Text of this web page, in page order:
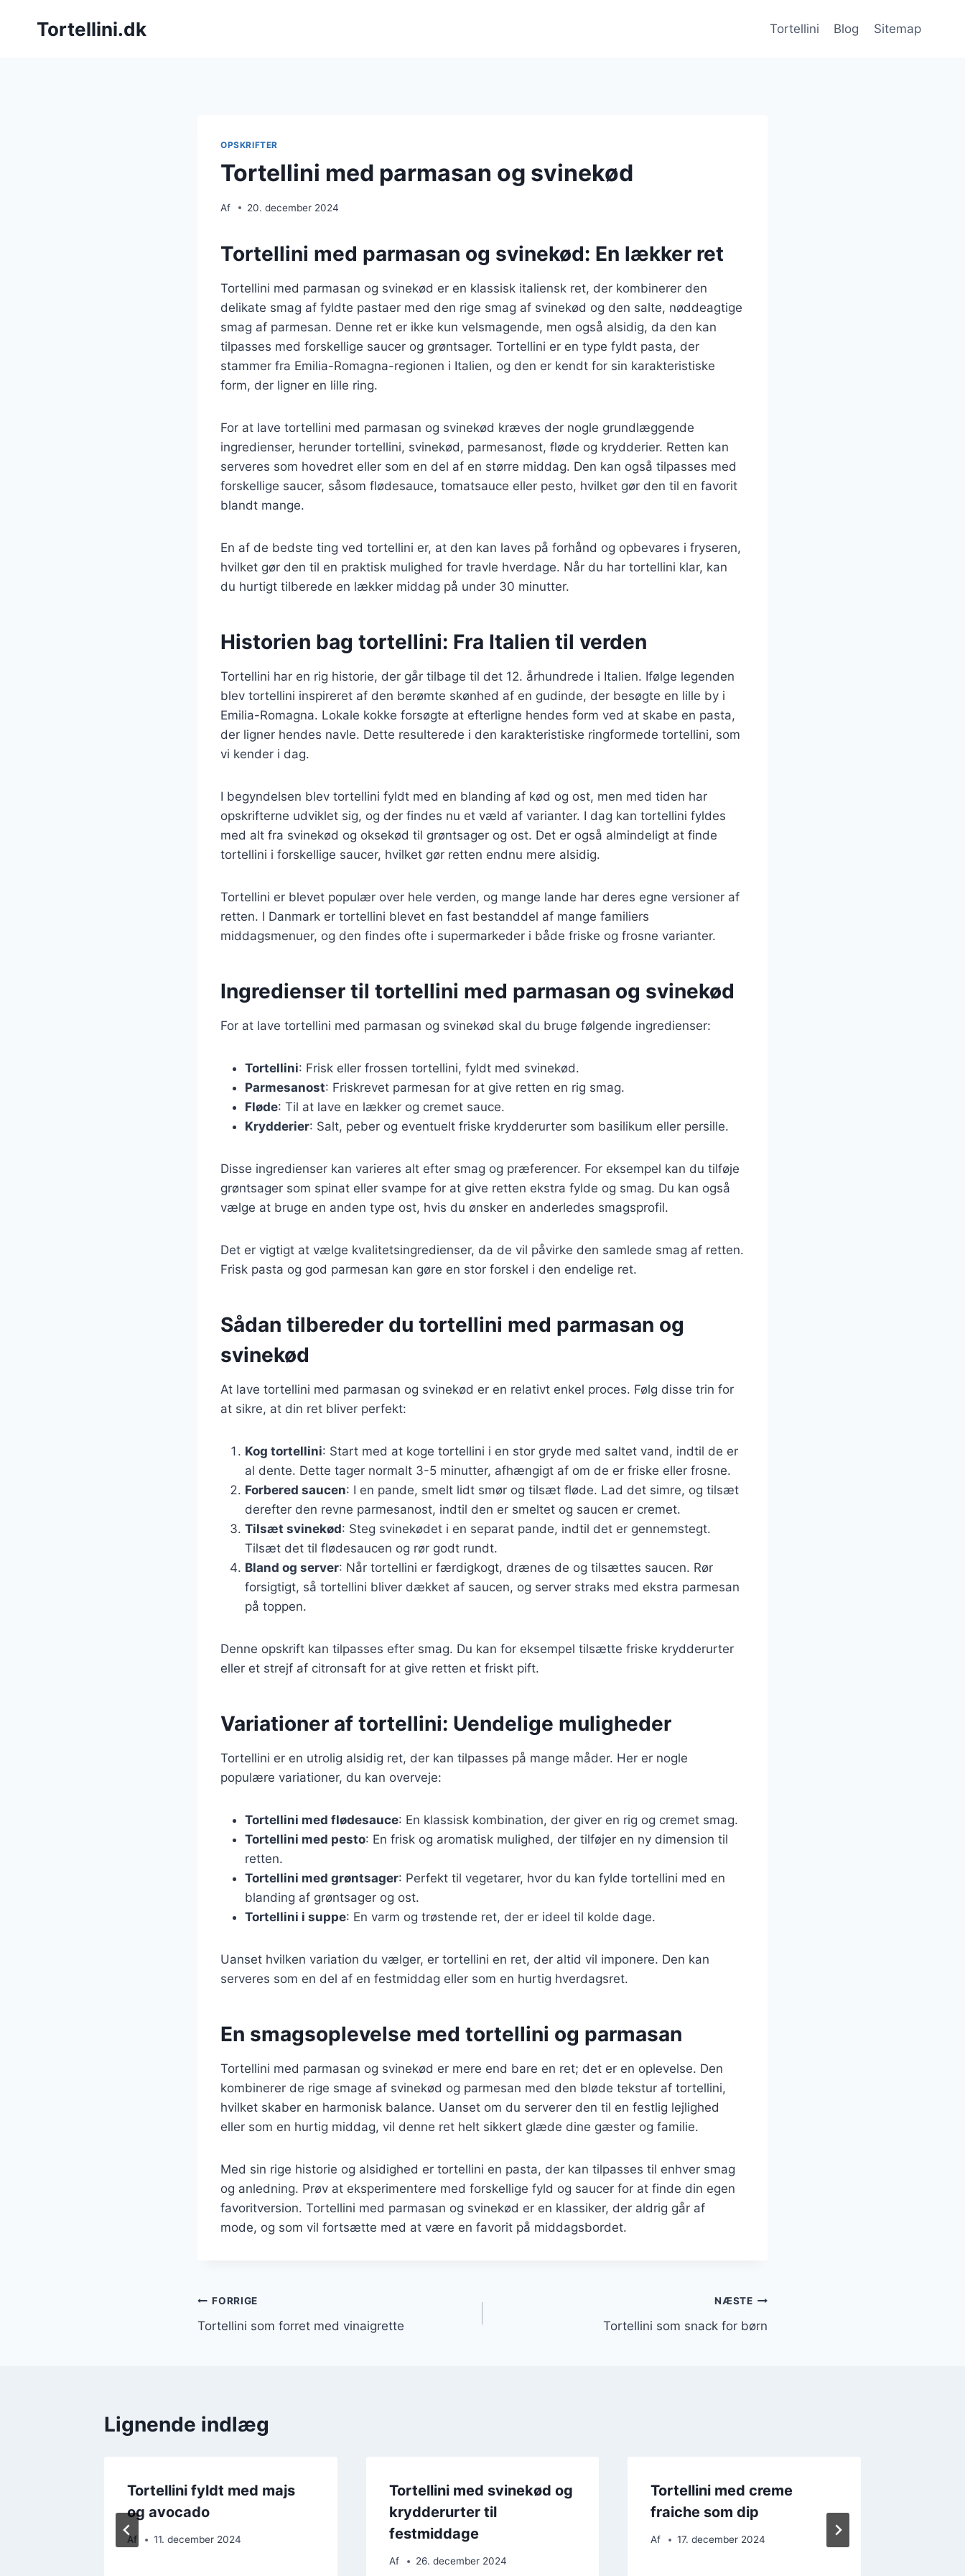
Tortellini.dk Tortellini Blog Sitemap
OPSKRIFTER
Tortellini med parmasan og svinekød
Af 20. december 2024
Tortellini med parmasan og svinekød: En lækker ret
Tortellini med parmasan og svinekød er en klassisk italiensk ret, der kombinerer den
delikate smag af fyldte pastaer med den rige smag af svinekød og den salte, nøddeagtige
smag af parmesan. Denne ret er ikke kun velsmagende, men også alsidig, da den kan
tilpasses med forskellige saucer og grøntsager. Tortellini er en type fyldt pasta, der
stammer fra Emilia-Romagna-regionen i Italien, og den er kendt for sin karakteristiske
form, der ligner en lille ring.
For at lave tortellini med parmasan og svinekød kræves der nogle grundlæggende
ingredienser, herunder tortellini, svinekød, parmesanost, fløde og krydderier. Retten kan
serveres som hovedret eller som en del af en større middag. Den kan også tilpasses med
forskellige saucer, såsom flødesauce, tomatsauce eller pesto, hvilket gør den til en favorit
blandt mange.
En af de bedste ting ved tortellini er, at den kan laves på forhånd og opbevares i fryseren,
hvilket gør den til en praktisk mulighed for travle hverdage. Når du har tortellini klar, kan
du hurtigt tilberede en lækker middag på under 30 minutter.
Historien bag tortellini: Fra Italien til verden
Tortellini har en rig historie, der går tilbage til det 12. århundrede i Italien. Ifølge legenden
blev tortellini inspireret af den berømte skønhed af en gudinde, der besøgte en lille by i
Emilia-Romagna. Lokale kokke forsøgte at efterligne hendes form ved at skabe en pasta,
der ligner hendes navle. Dette resulterede i den karakteristiske ringformede tortellini, som
vi kender i dag.
I begyndelsen blev tortellini fyldt med en blanding af kød og ost, men med tiden har
opskrifterne udviklet sig, og der findes nu et væld af varianter. I dag kan tortellini fyldes
med alt fra svinekød og oksekød til grøntsager og ost. Det er også almindeligt at finde
tortellini i forskellige saucer, hvilket gør retten endnu mere alsidig.
Tortellini er blevet populær over hele verden, og mange lande har deres egne versioner af
retten. I Danmark er tortellini blevet en fast bestanddel af mange familiers
middagsmenuer, og den findes ofte i supermarkeder i både friske og frosne varianter.
Ingredienser til tortellini med parmasan og svinekød
For at lave tortellini med parmasan og svinekød skal du bruge følgende ingredienser:
Tortellini: Frisk eller frossen tortellini, fyldt med svinekød.
Parmesanost: Friskrevet parmesan for at give retten en rig smag.
Fløde: Til at lave en lækker og cremet sauce.
Krydderier: Salt, peber og eventuelt friske krydderurter som basilikum eller persille.
Disse ingredienser kan varieres alt efter smag og præferencer. For eksempel kan du tilføje
grøntsager som spinat eller svampe for at give retten ekstra fylde og smag. Du kan også
vælge at bruge en anden type ost, hvis du ønsker en anderledes smagsprofil.
Det er vigtigt at vælge kvalitetsingredienser, da de vil påvirke den samlede smag af retten.
Frisk pasta og god parmesan kan gøre en stor forskel i den endelige ret.
Sådan tilbereder du tortellini med parmasan og
svinekød
At lave tortellini med parmasan og svinekød er en relativt enkel proces. Følg disse trin for
at sikre, at din ret bliver perfekt:
Kog tortellini: Start med at koge tortellini i en stor gryde med saltet vand, indtil de er
al dente. Dette tager normalt 3-5 minutter, afhængigt af om de er friske eller frosne.
Forbered saucen: I en pande, smelt lidt smør og tilsæt fløde. Lad det simre, og tilsæt
derefter den revne parmesanost, indtil den er smeltet og saucen er cremet.
Tilsæt svinekød: Steg svinekødet i en separat pande, indtil det er gennemstegt.
Tilsæt det til flødesaucen og rør godt rundt.
Bland og server: Når tortellini er færdigkogt, drænes de og tilsættes saucen. Rør
forsigtigt, så tortellini bliver dækket af saucen, og server straks med ekstra parmesan
på toppen.
Denne opskrift kan tilpasses efter smag. Du kan for eksempel tilsætte friske krydderurter
eller et strejf af citronsaft for at give retten et friskt pift.
Variationer af tortellini: Uendelige muligheder
Tortellini er en utrolig alsidig ret, der kan tilpasses på mange måder. Her er nogle
populære variationer, du kan overveje:
Tortellini med flødesauce: En klassisk kombination, der giver en rig og cremet smag.
Tortellini med pesto: En frisk og aromatisk mulighed, der tilføjer en ny dimension til
retten.
Tortellini med grøntsager: Perfekt til vegetarer, hvor du kan fylde tortellini med en
blanding af grøntsager og ost.
Tortellini i suppe: En varm og trøstende ret, der er ideel til kolde dage.
Uanset hvilken variation du vælger, er tortellini en ret, der altid vil imponere. Den kan
serveres som en del af en festmiddag eller som en hurtig hverdagsret.
En smagsoplevelse med tortellini og parmasan
Tortellini med parmasan og svinekød er mere end bare en ret; det er en oplevelse. Den
kombinerer de rige smage af svinekød og parmesan med den bløde tekstur af tortellini,
hvilket skaber en harmonisk balance. Uanset om du serverer den til en festlig lejlighed
eller som en hurtig middag, vil denne ret helt sikkert glæde dine gæster og familie.
Med sin rige historie og alsidighed er tortellini en pasta, der kan tilpasses til enhver smag
og anledning. Prøv at eksperimentere med forskellige fyld og saucer for at finde din egen
favoritversion. Tortellini med parmasan og svinekød er en klassiker, der aldrig går af
mode, og som vil fortsætte med at være en favorit på middagsbordet.
Indlægsnavigation
FORRIGE
Tortellini som forret med vinaigrette
NÆSTE
Tortellini som snack for børn
Lignende indlæg
Tortellini fyldt med majs
og avocado
Af 11. december 2024
Tortellini med svinekød og
krydderurter til
festmiddage
Af 26. december 2024
Tortellini med creme
fraiche som dip
Af 17. december 2024